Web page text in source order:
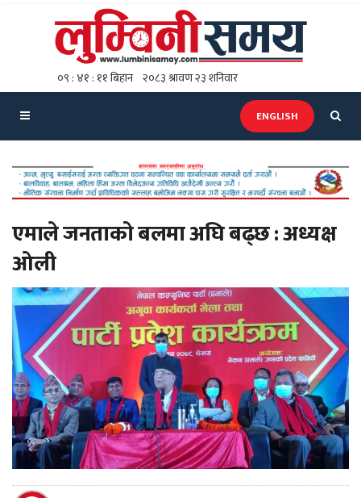
ENGLISH
एमाले जनताको बलमा अघि बढ्छ : अध्यक्ष
ओली